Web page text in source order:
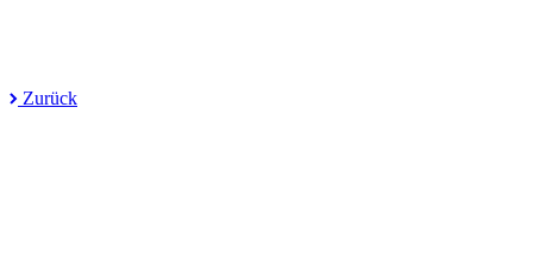
Zurück